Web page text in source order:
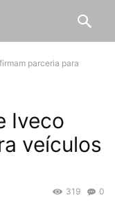
parceria para
Iveco
veículos
0
319